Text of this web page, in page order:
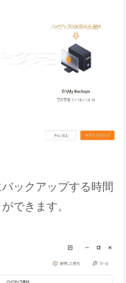
ックアップする時間
できます。